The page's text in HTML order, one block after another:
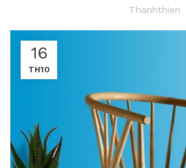
Thanhthien
16
TH10